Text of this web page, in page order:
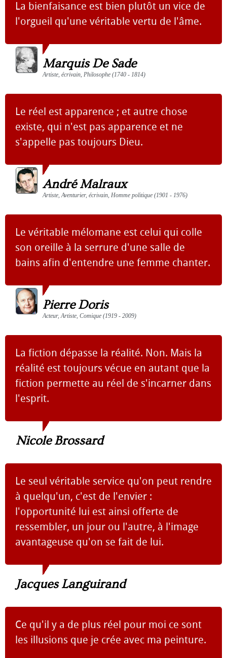
La bienfaisance est bien plutôt un vice de
l'orgueil qu'une véritable vertu de l'âme.
Marquis De Sade
Artiste, écrivain, Philosophe (1740 - 1814)
Le réel est apparence ; et autre chose
existe, qui n'est pas apparence et ne
s'appelle pas toujours Dieu.
André Malraux
Artiste, Aventurier, écrivain, Homme politique (1901 - 1976)
Le véritable mélomane est celui qui colle
son oreille à la serrure d'une salle de
bains afin d'entendre une femme chanter.
Pierre Doris
Acteur, Artiste, Comique (1919 - 2009)
La fiction dépasse la réalité. Non. Mais la
réalité est toujours vécue en autant que la
fiction permette au réel de s'incarner dans
l'esprit.
Nicole Brossard
Le seul véritable service qu'on peut rendre
à quelqu'un, c'est de l'envier :
l'opportunité lui est ainsi offerte de
ressembler, un jour ou l'autre, à l'image
avantageuse qu'on se fait de lui.
Jacques Languirand
Ce qu'il y a de plus réel pour moi ce sont
les illusions que je crée avec ma peinture.